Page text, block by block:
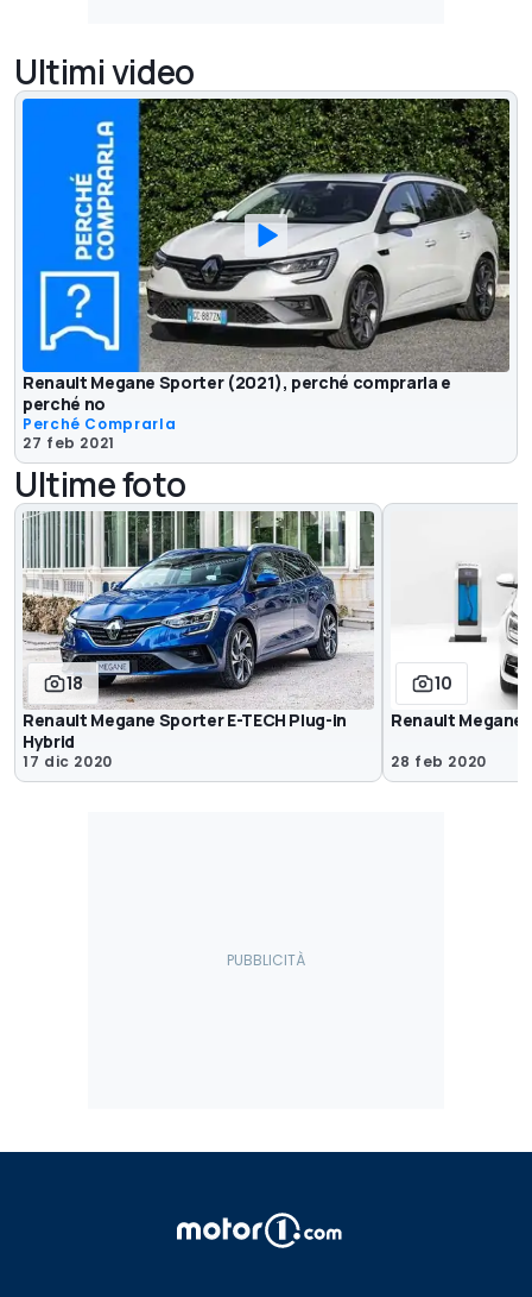
Ultimi video
Renault Megane Sporter (2021), perché comprarla e
perché no
Perché Comprarla
27 feb 2021
Ultime foto
18
Renault Megane Sporter E-TECH Plug-in
Hybrid
17 dic 2020
10
Renault
28 feb 2020